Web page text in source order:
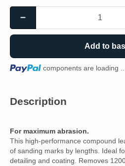
Add to
Loading... components are loading ...
Description
For maximum abrasion.
This high-performance compound
of sanding marks by lengths. Ideal
detailing and coating. Removes